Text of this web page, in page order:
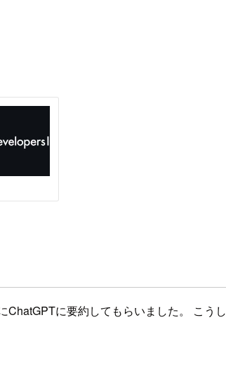
に要約してもらいました。 こう